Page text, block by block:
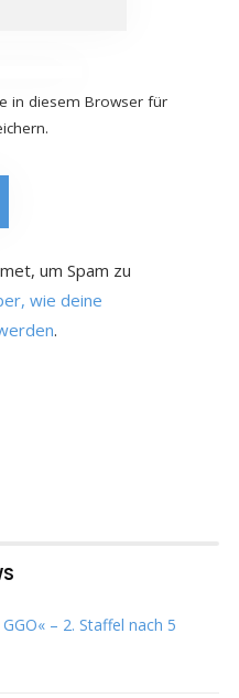
in diesem Browser für
um Spam zu
wie deine
.
– 2. Staffel nach 5